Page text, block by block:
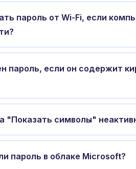
пароль от Wi-Fi, если
пароль, если он содержит
"Показать символы"
пароль в облаке Microsoft?